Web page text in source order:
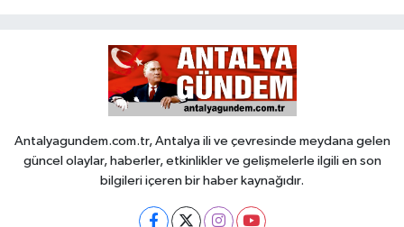
Antalyagundem.com.tr, Antalya ili ve çevresinde meydana gelen
güncel olaylar, haberler, etkinlikler ve gelişmelerle ilgili en son
bilgileri içeren bir haber kaynağıdır.